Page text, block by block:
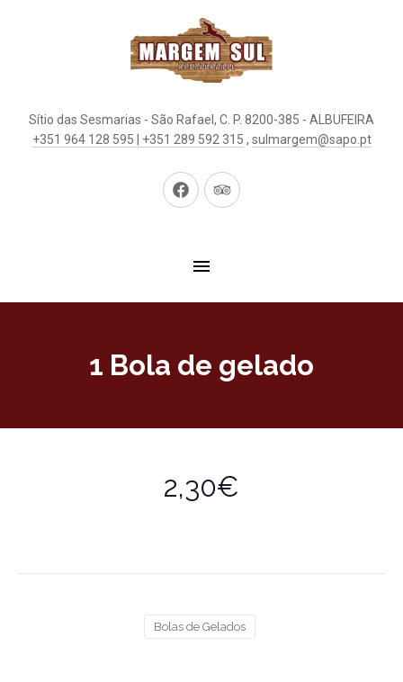
Sítio das Sesmarias - São Rafael, C. P. 8200-385 - ALBUFEIRA
+351 964 128 595 | +351 289 592 315 , sulmargem@sapo.pt
New
New
1 Bola de gelado
2,30€
Bolas de Gelados